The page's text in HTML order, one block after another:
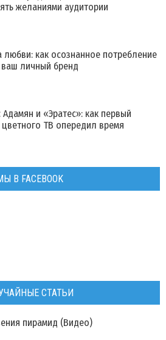
желаниями аудитории
любви: как осознанное потребление
ваш личный бренд
Адамян и «Эратес»: как первый
цветного ТВ опередил время
В FACEBOOK
СТАТЬИ
пирамид (Видео)